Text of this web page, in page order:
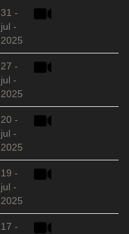
31 -
jul -
2025
27 -
jul -
2025
20 -
jul -
2025
19 -
jul -
2025
17 -